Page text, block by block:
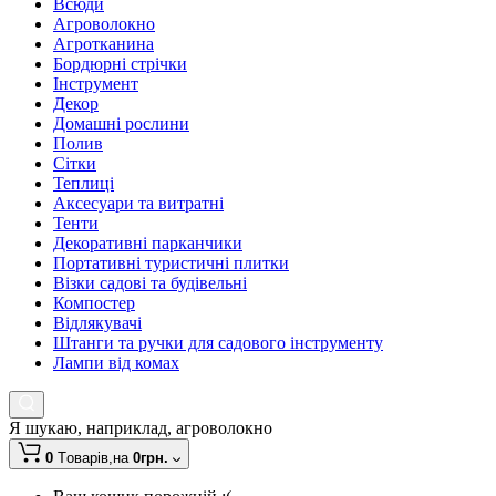
Всюди
Агроволокно
Агротканина
Бордюрні стрічки
Інструмент
Декор
Домашні рослини
Полив
Сітки
Теплиці
Аксесуари та витратні
Тенти
Декоративні парканчики
Портативні туристичні плитки
Візки садові та будівельні
Компостер
Відлякувачі
Штанги та ручки для садового інструменту
Лампи від комах
Я шукаю, наприклад, агроволокно
0 Tоварів,на 0грн.